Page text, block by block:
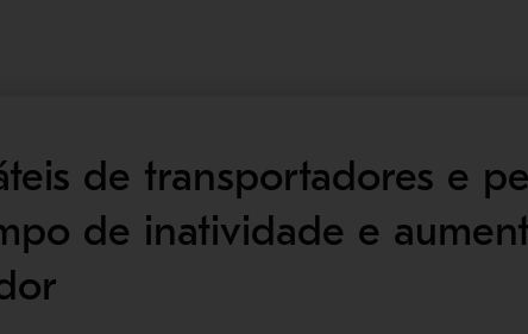
de transportadores e
de inatividade e